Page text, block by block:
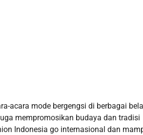
acara mode bergengsi di berbagai
mempromosikan budaya dan tradisi
Indonesia go internasional dan